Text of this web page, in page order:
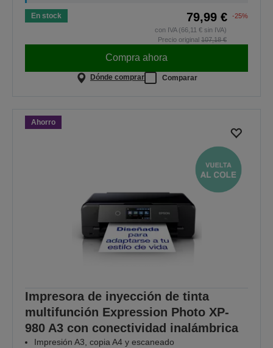
En stock 79,99 €
-25%
con IVA (66,11 € sin IVA)
Precio original 107,18 €
Compra ahora
Dónde comprar Comparar
Ahorro
Impresora de inyección de tinta
multifunción Expression Photo XP-
980 A3 con conectividad inalámbrica
Impresión A3, copia A4 y escaneado